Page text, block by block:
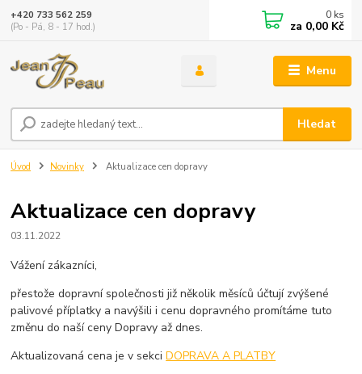
Menu
Hledat
+420 733 562 259
(Po - Pá, 8 - 17 hod.)
0 ks
za 0,00 Kč
Úvod Novinky Aktualizace cen dopravy
Aktualizace cen dopravy
03.11.2022
Vážení zákazníci,
přestože dopravní společnosti již několik měsíců účtují zvýšené
palivové příplatky a navýšili i cenu dopravného promítáme tuto
změnu do naší ceny Dopravy až dnes.
Aktualizovaná cena je v sekciDOPRAVA A PLATBY